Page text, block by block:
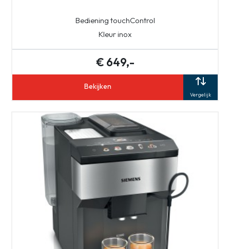
Bediening touchControl
Kleur inox
€ 649,-
Bekijken
Vergelijk